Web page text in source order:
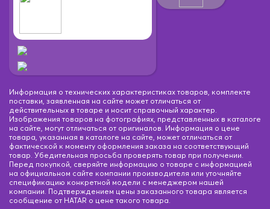
Информация о технических характеристиках товаров, комплекте
поставки, заявленная на сайте может отличаться от
действительных в товаре и носит справочный характер.
Изображения товаров на фотографиях, представленных в каталоге
на сайте, могут отличаться от оригиналов. Информация о цене
товара, указанная в каталоге на сайте, может отличаться от
фактической к моменту оформления заказа на соответствующий
товар. Убедительная просьба проверять товар при получении.
Перед покупкой, сверяйте информацию о товаре с информацией
на официальном сайте компании производителя или уточняйте
спецификацию конкретной модели с менеджером нашей
компании. Подтверждением цены заказанного товара является
сообщение от HATAR о цене такого товара.